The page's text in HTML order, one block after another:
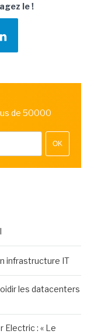
le !
de 50000
OK
infrastructure IT
les datacenters
Electric : « Le